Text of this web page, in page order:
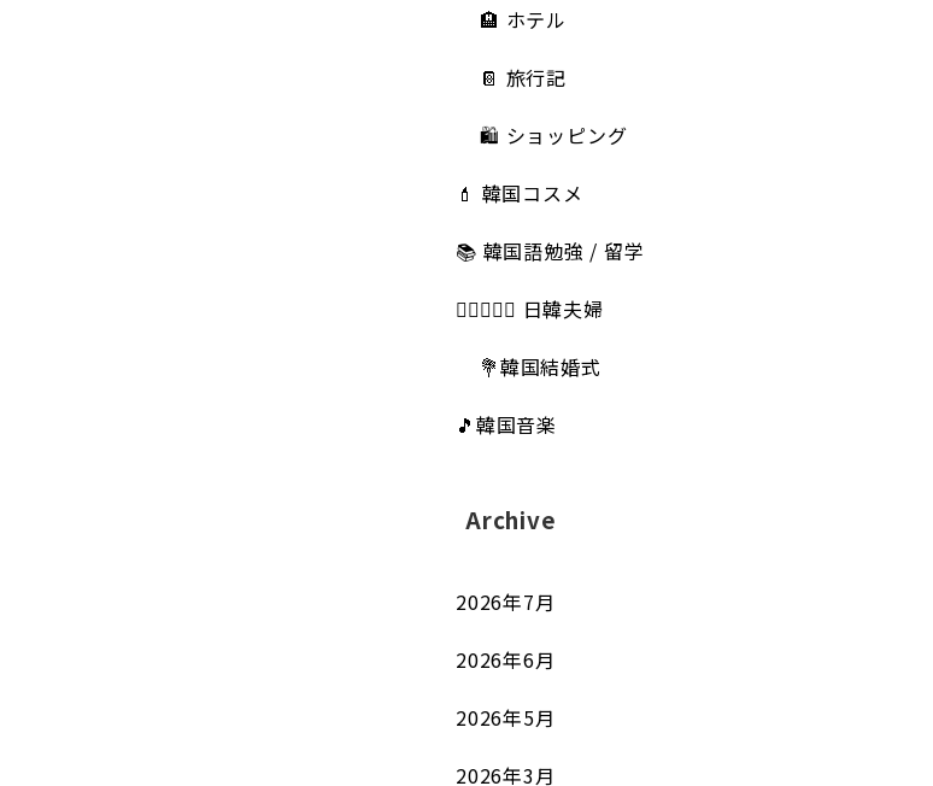
🏨 ホテル
📔 旅行記
🛍️ ショッピング
💄 韓国コスメ
📚 韓国語勉強 / 留学
👩🏻‍❤️‍👨🏻 日韓夫婦
💐韓国結婚式
🎵韓国音楽
Archive
2026年7月
2026年6月
2026年5月
2026年3月